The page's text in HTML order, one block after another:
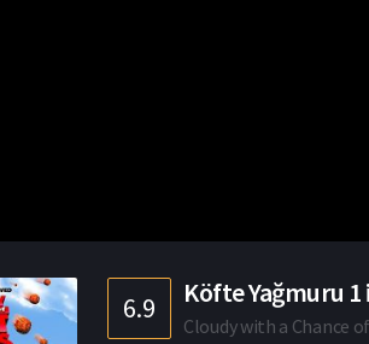
6.9 Köfte Yağmuru 1
Cloudy with a Chance